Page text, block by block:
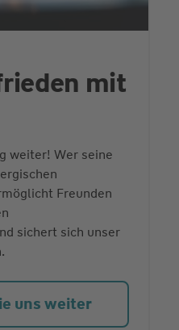
mit
weiter! Wer seine
Freunden
sichert sich unser
uns weiter